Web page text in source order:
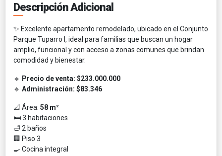
Descripción Adicional
✨ Excelente apartamento remodelado, ubicado en el Conjunto
Parque Tuparro I, ideal para familias que buscan un hogar
amplio, funcional y con acceso a zonas comunes que brindan
comodidad y bienestar.
🔹 Precio de venta: $233.000.000
🔹 Administración: $83.346
📐 Área: 58 m²
🛏️ 3 habitaciones
🛁 2 baños
🏢 Piso 3
🍳 Cocina integral